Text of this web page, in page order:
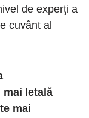
de experţi a
cuvânt al
mai letală
mai